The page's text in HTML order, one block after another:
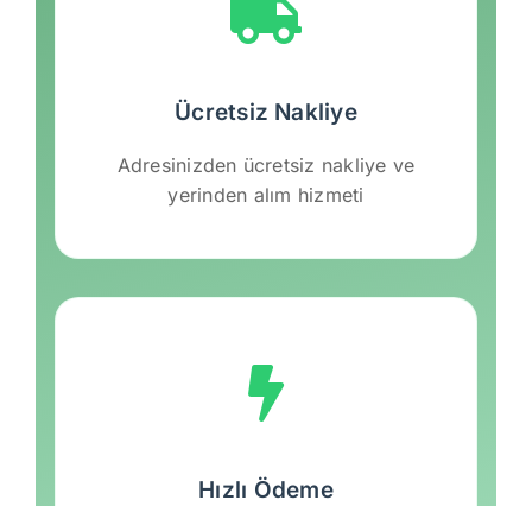
Ücretsiz Nakliye
Adresinizden ücretsiz nakliye ve
yerinden alım hizmeti
Hızlı Ödeme